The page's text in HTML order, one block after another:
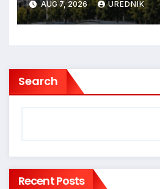
AUG 7, 2026 UREDNIK
Search
Recent Posts